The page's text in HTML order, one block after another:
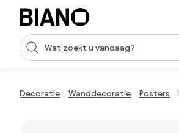
Navigatie overslaan, naar inhoud springen
Zoekopdracht invoeren
Decoratie Wanddecoratie Posters